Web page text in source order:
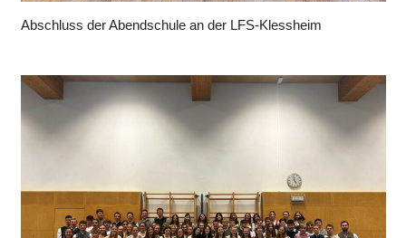
Abschluss der Abendschule an der LFS-Klessheim